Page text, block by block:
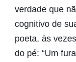
verdade que
cognitivo de
poeta, às
do pé: “Um